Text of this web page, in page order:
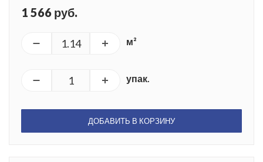
1 566 руб.
м²
упак.
ДОБАВИТЬ В КОРЗИНУ